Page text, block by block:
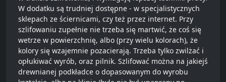
W dodatku są trudniej dostępne - w specjalistycznych
sklepach ze ściernicami, czy też przez internet. Przy
szlifowaniu zupełnie nie trzeba się martwić, że coś się
wetrze w powierzchnię, albo (przy wielu kolorach), że
kolory się wzajemnie pozacierają. Trzeba tylko zwilżać i
opłukiwać wyrób, oraz pilnik. Szlifować można na jakiejś
drewnianej podkładce o dopasowanym do wyrobu